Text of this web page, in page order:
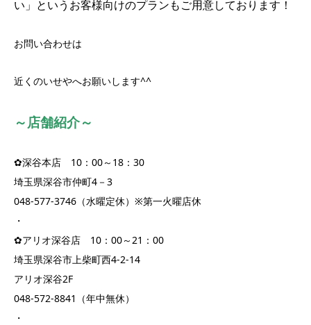
い」というお客様向けのプランもご用意しております！
お問い合わせは
近くのいせやへお願いします^^
～店舗紹介～
✿深谷本店 10：00～18：30
埼玉県深谷市仲町4－3
048-577-3746（水曜定休）※第一火曜店休
・
✿アリオ深谷店 10：00～21：00
埼玉県深谷市上柴町西4-2-14
アリオ深谷2F
048-572-8841（年中無休）
・